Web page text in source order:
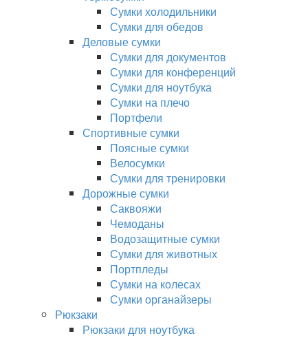
Сумки холодильники
Сумки для обедов
Деловые сумки
Сумки для документов
Сумки для конференций
Сумки для ноутбука
Сумки на плечо
Портфели
Спортивные сумки
Поясные сумки
Велосумки
Сумки для тренировки
Дорожные сумки
Саквояжи
Чемоданы
Водозащитные сумки
Сумки для животных
Портпледы
Сумки на колесах
Сумки органайзеры
Рюкзаки
Рюкзаки для ноутбука